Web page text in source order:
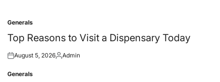
Posted
in
Generals
Top Reasons to Visit a Dispensary Today
Posted
August 5, 2026Posted
Admin
Posted
Generals